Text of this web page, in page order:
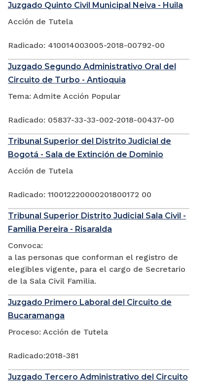
Juzgado Quinto Civil Municipal Neiva - Huila
Acción de Tutela
Radicado: 410014003005-2018-00792-00
Juzgado Segundo Administrativo Oral del
Circuito de Turbo - Antioquia
Tema: Admite Acción Popular
Radicado: 05837-33-33-002-2018-00437-00
Tribunal Superior del Distrito Judicial de
Bogotá - Sala de Extinción de Dominio
Acción de Tutela
Radicado: 110012220000201800172 00
Tribunal Superior Distrito Judicial Sala Civil -
Familia Pereira - Risaralda
Convoca:
a las personas que conforman el registro de
elegibles vigente, para el cargo de Secretario
de la Sala Civil Familia.
Juzgado Primero Laboral del Circuito de
Bucaramanga
Proceso: Acción de Tutela
Radicado:2018-381
Juzgado Tercero Administrativo del Circuito